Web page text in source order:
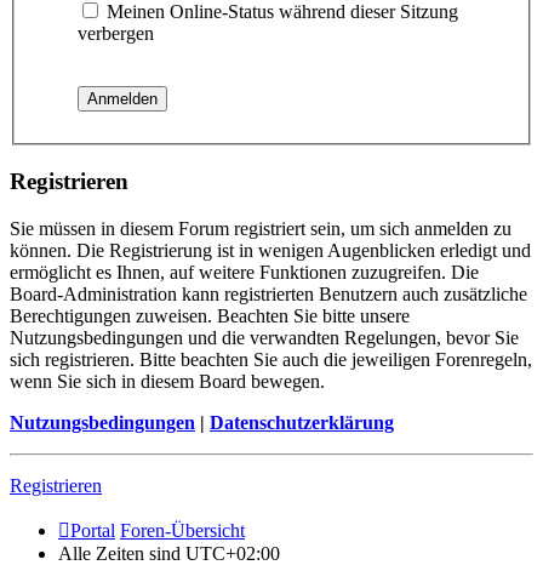
Meinen Online-Status während dieser Sitzung
verbergen
Registrieren
Sie müssen in diesem Forum registriert sein, um sich anmelden zu
können. Die Registrierung ist in wenigen Augenblicken erledigt und
ermöglicht es Ihnen, auf weitere Funktionen zuzugreifen. Die
Board-Administration kann registrierten Benutzern auch zusätzliche
Berechtigungen zuweisen. Beachten Sie bitte unsere
Nutzungsbedingungen und die verwandten Regelungen, bevor Sie
sich registrieren. Bitte beachten Sie auch die jeweiligen Forenregeln,
wenn Sie sich in diesem Board bewegen.
Nutzungsbedingungen | Datenschutzerklärung
Registrieren
Portal Foren-Übersicht
Alle Zeiten sind UTC+02:00